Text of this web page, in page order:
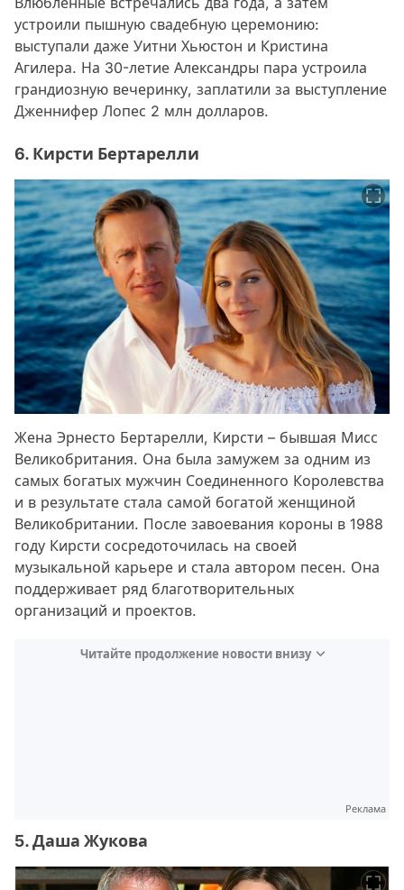
устроили пышную свадебную церемонию:
выступали даже Уитни Хьюстон и Кристина
Агилера. На 30-летие Александры пара устроила
грандиозную вечеринку, заплатили за выступление
Дженнифер Лопес 2 млн долларов.
6. Кирсти Бертарелли
Жена Эрнесто Бертарелли, Кирсти – бывшая Мисс
Великобритания. Она была замужем за одним из
самых богатых мужчин Соединенного Королевства
и в результате стала самой богатой женщиной
Великобритании. После завоевания короны в 1988
году Кирсти сосредоточилась на своей
музыкальной карьере и стала автором песен. Она
поддерживает ряд благотворительных
организаций и проектов.
Читайте продолжение новости внизу
Реклама
5. Даша Жукова